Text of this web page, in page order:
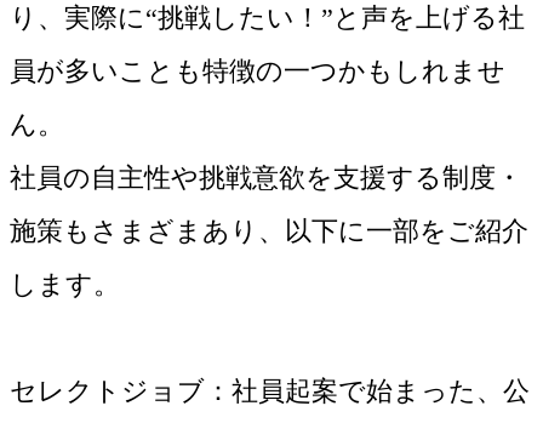
り、実際に“挑戦したい！”と声を上げる社
員が多いことも特徴の一つかもしれませ
ん。
社員の自主性や挑戦意欲を支援する制度・
施策もさまざまあり、以下に一部をご紹介
します。
セレクトジョブ：社員起案で始まった、公